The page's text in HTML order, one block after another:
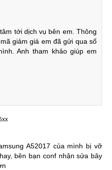
còn lợi dụng sự thiếu hiểu
chiêu trò xấu như: bịa thêm
thay màn hình Samsung
lượng, tráo đồ, trộm linh
tỉnh táo, tham khảo đầy đủ
thay màn hình Samsung A5
chữa lớn, có tên tuổi đàng
chính mình.
Samsung Galaxy
MobileCity?
tới dịch vụ bên em. Thông
giảm giá em đã gửi qua số
Anh tham khảo giúp em
A52017 của mình bị vỡ
bên bạn conf nhận sửa bây